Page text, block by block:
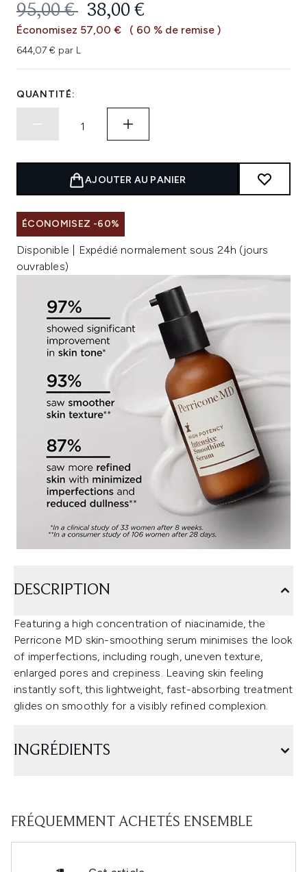
PRIX DE VENTE :
95,00 € PRIX ​​ACTUEL :
38,00 €
Économisez 57,00 € ( 60 % de remise )
644,07 € par L
QUANTITÉ:
AJOUTER AU PANIER
ÉCONOMISEZ -60%
Disponible | Expédié normalement sous 24h (jours
ouvrables)
DESCRIPTION
Featuring a high concentration of niacinamide, the
Perricone MD skin-smoothing serum minimises the look
of imperfections, including rough, uneven texture,
enlarged pores and crepiness. Leaving skin feeling
instantly soft, this lightweight, fast-absorbing treatment
glides on smoothly for a visibly refined complexion.
INGRÉDIENTS
FRÉQUEMMENT ACHETÉS ENSEMBLE